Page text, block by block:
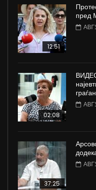
12:51
пред
02:08
37:25